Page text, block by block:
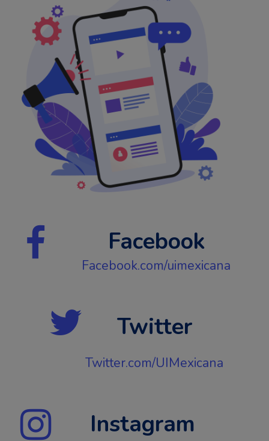
Facebook
Facebook.com/uimexicana
Twitter
Twitter.com/UIMexicana
Instagram